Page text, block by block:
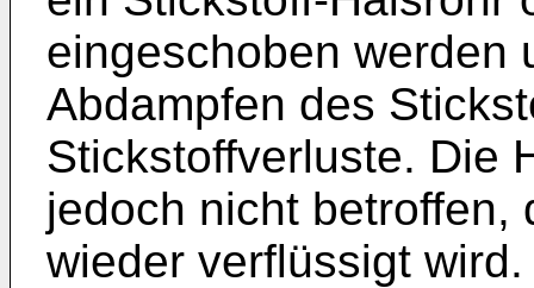
eingeschoben werden
Abdampfen des
Stickstoffverluste. Die
jedoch nicht betroffen,
wieder verflüssigt wird.